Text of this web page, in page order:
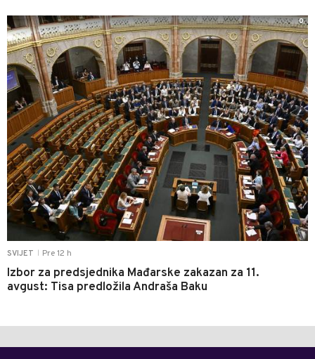
SVIJET Pre 12 h
Izbor za predsjednika Mađarske zakazan za 11.
avgust: Tisa predložila Andraša Baku
0